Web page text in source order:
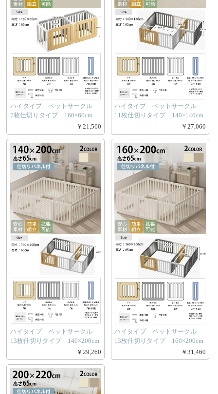
ハイタイプ ペットサークル
7枚仕切りタイプ 160×60cm
￥21,560
ハイタイプ ペットサークル
11枚仕切りタイプ 140×140cm
￥27,060
ハイタイプ ペットサークル
13枚仕切りタイプ 140×200cm
￥29,260
ハイタイプ ペットサークル
13枚仕切りタイプ 160×200cm
￥31,460